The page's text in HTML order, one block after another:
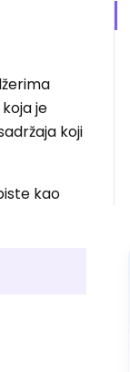
je
koji
kao